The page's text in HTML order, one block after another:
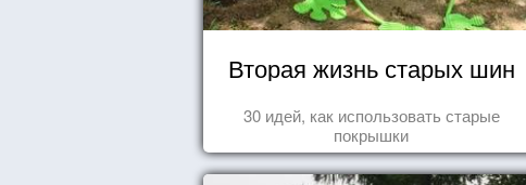
Вторая жизнь старых шин
30 идей, как использовать старые
покрышки